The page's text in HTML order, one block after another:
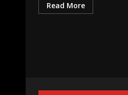
Read More